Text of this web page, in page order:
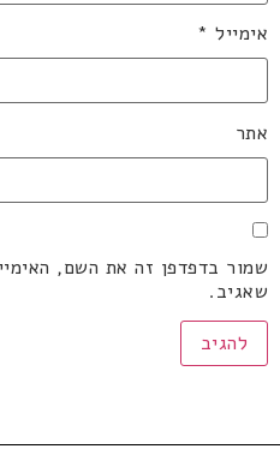
אימייל *
אתר
שמור בדפדפן זה את השם,
שאגיב.